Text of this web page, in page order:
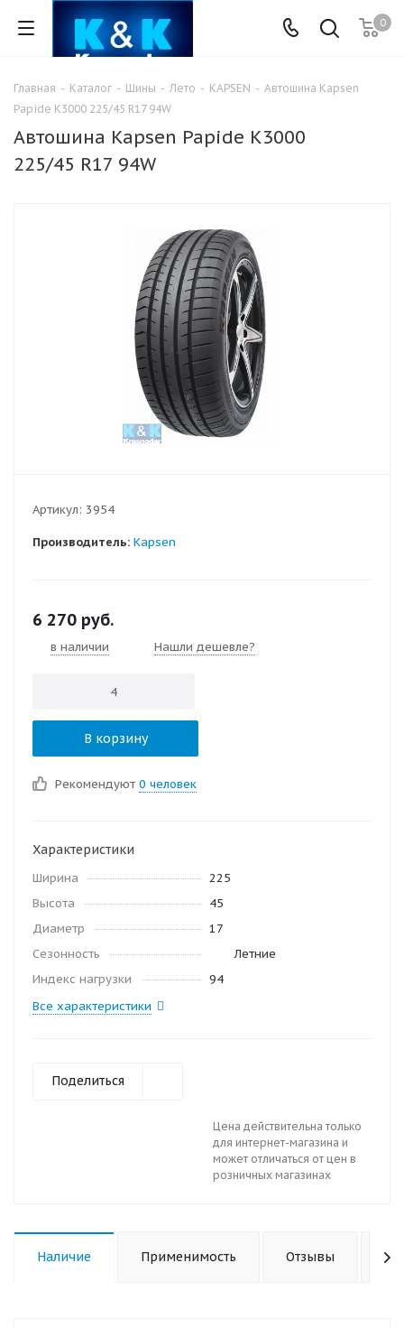
0
Главная - Каталог - Шины - Лето - KAPSEN - Автошина Kapsen
Papide K3000 225/45 R17 94W
Автошина Kapsen Papide K3000
225/45 R17 94W
Артикул: 3954
Производитель: Kapsen
6 270 руб.
в наличии Нашли дешевле?
В корзину
Рекомендуют 0 человек
Характеристики
Ширина
225
Высота
45
Диаметр
17
Сезонность
Летние
Индекс нагрузки
94
Все характеристики
Поделиться
Цена действительна только
для интернет-магазина и
может отличаться от цен в
розничных магазинах
Наличие Применимость Отзывы